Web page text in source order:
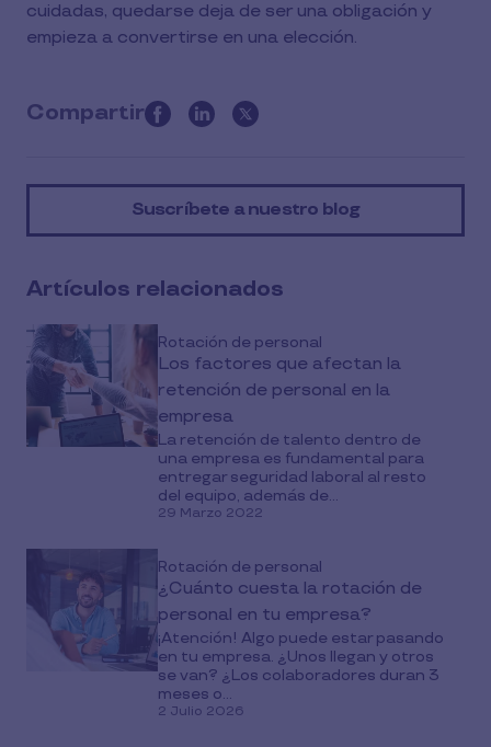
cuidadas, quedarse deja de ser una obligación y
empieza a convertirse en una elección.
Compartir
this
on
Suscríbete a nuestro blog
Artículos relacionados
Rotación de personal
Los factores que afectan la
retención de personal en la
empresa
La retención de talento dentro de
una empresa es fundamental para
entregar seguridad laboral al resto
del equipo, además de...
29 Marzo 2022
Rotación de personal
¿Cuánto cuesta la rotación de
personal en tu empresa?
¡Atención! Algo puede estar pasando
en tu empresa. ¿Unos llegan y otros
se van? ¿Los colaboradores duran 3
meses o...
2 Julio 2026